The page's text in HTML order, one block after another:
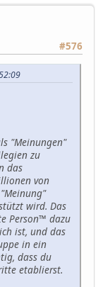
#576
"Meinungen"
zu
das
von
wird. Das
Person™ dazu
ist, und das
in ein
dass du
etablierst.